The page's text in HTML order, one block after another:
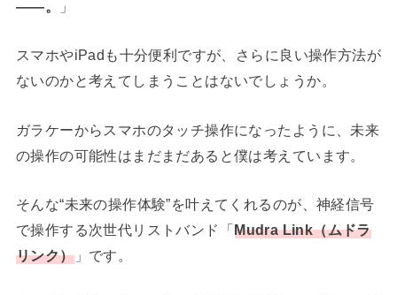
——。
」
スマホやiPadも十分便利ですが、さらに良い操作方法が
ないのかと考えてしまうことはないでしょうか。
ガラケーからスマホのタッチ操作になったように、未来
の操作の可能性はまだまだあると僕は考えています。
そんな“未来の操作体験”を叶えてくれるのが、神経信号
で操作する次世代リストバンド「Mudra Link（ムドラ
リンク）」です。